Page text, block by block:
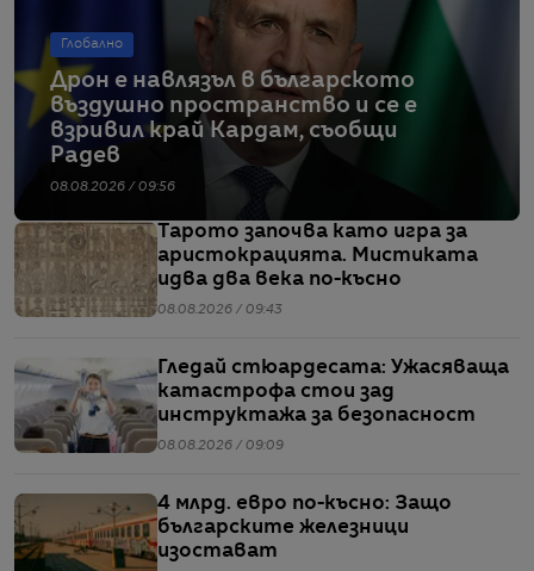
Глобално
Дрон е навлязъл в българското
въздушно пространство и се е
взривил край Кардам, съобщи
Радев
08.08.2026 / 09:56
Тарото започва като игра за
аристокрацията. Мистиката
идва два века по-късно
08.08.2026 / 09:43
Гледай стюардесата: Ужасяваща
катастрофа стои зад
инструктажа за безопасност
08.08.2026 / 09:09
4 млрд. евро по-късно: Защо
българските железници
изостават